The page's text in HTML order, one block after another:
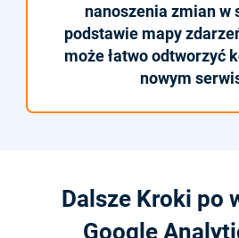
nanoszenia zmian w
podstawie mapy
może łatwo odtworzyć
nowym
Dalsze Kroki po
Google